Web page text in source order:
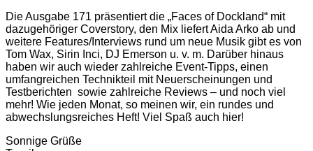
Die Ausgabe 171 präsentiert die „Faces of Dockland“ mit
dazugehöriger Coverstory, den Mix liefert Aida Arko ab und
weitere Features/Interviews rund um neue Musik gibt es von
Tom Wax, Sirin Inci, DJ Emerson u. v. m. Darüber hinaus
haben wir auch wieder zahlreiche Event-Tipps, einen
umfangreichen Technikteil mit Neuerscheinungen und
Testberichten sowie zahlreiche Reviews – und noch viel
mehr! Wie jeden Monat, so meinen wir, ein rundes und
abwechslungsreiches Heft! Viel Spaß auch hier!
Sonnige Grüße